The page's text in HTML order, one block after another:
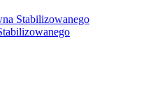
Stabilizowanego